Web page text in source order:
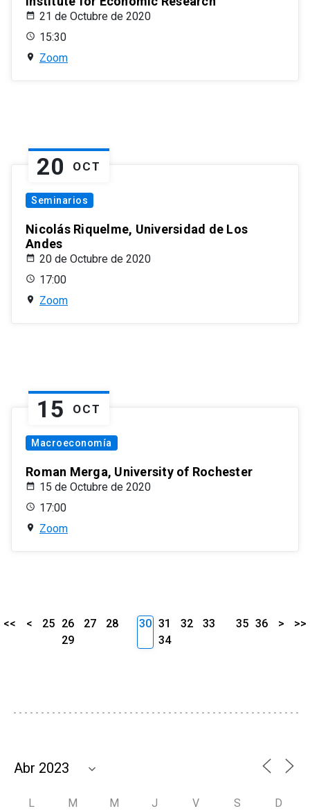
21 de Octubre de 2020
15:30
Zoom
20 OCT
Seminarios
Nicolás Riquelme, Universidad de Los
Andes
20 de Octubre de 2020
17:00
Zoom
15 OCT
Macroeconomía
Roman Merga, University of Rochester
15 de Octubre de 2020
17:00
Zoom
<< < 25 26 27
28
29
30 31 32
33
34
35 36 > >>
L M M J V S D